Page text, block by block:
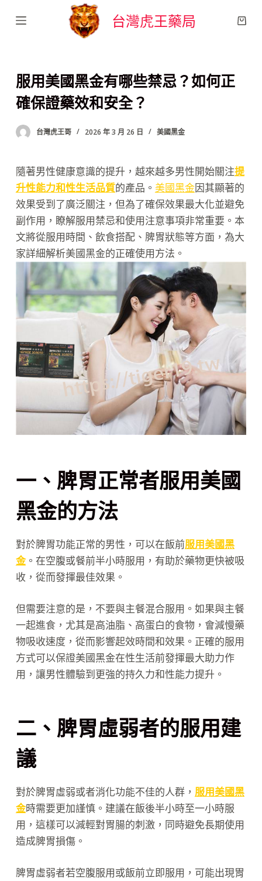
跳
內
容
台灣虎王藥局
服用美國黑金有哪些禁忌？如何正
確保證藥效和安全？
台灣虎王哥 2026 年 3 月 26 日 美國黑金
隨著男性健康意識的提升，越來越多男性開始關注提
升性能力和性生活品質的產品。 美國黑金因其顯著的
效果受到了廣泛關注，但為了確保效果最大化並避免
副作用，瞭解服用禁忌和使用注意事項非常重要。本
文將從服用時間、飲食搭配、脾胃狀態等方面，為大
家詳細解析美國黑金的正確使用方法。
一、脾胃正常者服用美國
黑金的方法
對於脾胃功能正常的男性，可以在飯前服用美國黑
金。在空腹或餐前半小時服用，有助於藥物更快被吸
收，從而發揮最佳效果。
但需要注意的是，不要與主餐混合服用。如果與主餐
一起進食，尤其是高油脂、高蛋白的食物，會減慢藥
物吸收速度，從而影響起效時間和效果。正確的服用
方式可以保證美國黑金在性生活前發揮最大助力作
用，讓男性體驗到更強的持久力和性能力提升。
二、脾胃虛弱者的服用建
議
對於脾胃虛弱或者消化功能不佳的人群， 服用美國黑
金時需要更加謹慎。建議在飯後半小時至一小時服
用，這樣可以減輕對胃腸的刺激，同時避免長期使用
造成脾胃損傷。
脾胃虛弱者若空腹服用或飯前立即服用，可能出現胃